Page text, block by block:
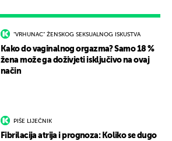
"VRHUNAC" ŽENSKOG SEKSUALNOG ISKUSTVA
Kako do vaginalnog orgazma? Samo 18 %
žena može ga doživjeti isključivo na ovaj
način
PIŠE LIJEČNIK
Fibrilacija atrija i prognoza: Koliko se dugo